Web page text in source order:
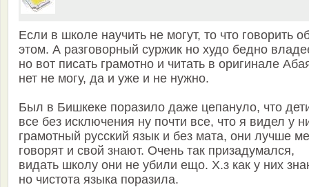
Если в школе научить не могут, то что говорить
этом. А разговорный суржик но худо бедно
но вот писать грамотно и читать в оригинале
нет не могу, да и уже и не нужно.
Был в Бишкеке поразило даже цепануло, что
все без исключения ну почти все, что я видел у
грамотный русский язык и без мата, они лучше
говорят и свой знают. Очень так призадумался,
видать школу они не убили ещо. Х.з как у них
но чистота языка поразила.